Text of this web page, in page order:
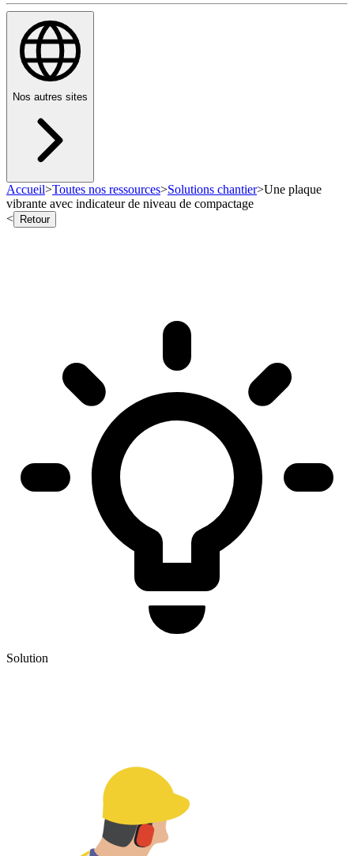
Nos autres sites
Accueil>Toutes nos ressources>Solutions chantier>Une plaque
vibrante avec indicateur de niveau de compactage
<
Retour
Solution